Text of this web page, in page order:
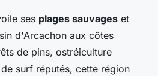
ses plages sauvages et
d'Arcachon aux côtes
de pins, ostréiculture
surf réputés, cette région